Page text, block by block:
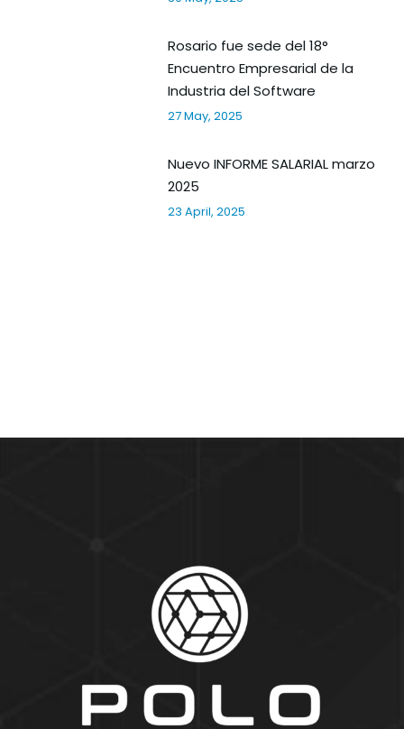
Rosario fue sede del 18°
Encuentro Empresarial de la
Industria del Software
27 May, 2025
Nuevo INFORME SALARIAL marzo
2025
23 April, 2025